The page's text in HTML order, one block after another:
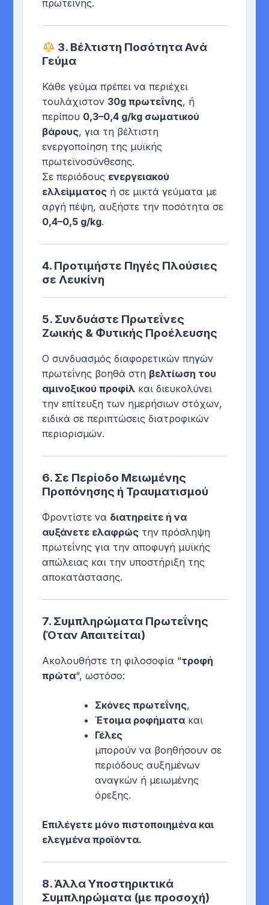
πρωτεΐνης.
3. Βέλτιστη Ποσότητα Ανά
Γεύμα
Κάθε γεύμα πρέπει να περιέχει
τουλάχιστον 30g πρωτεΐνης, ή
περίπου 0,3–0,4 g/kg σωματικού
βάρους, για τη βέλτιστη
ενεργοποίηση της μυϊκής
πρωτεϊνοσύνθεσης.
Σε περιόδους ενεργειακού
ελλείμματος ή σε μικτά γεύματα με
αργή πέψη, αυξήστε την ποσότητα σε
0,4–0,5 g/kg.
4. Προτιμήστε Πηγές Πλούσιες
σε Λευκίνη
5. Συνδυάστε Πρωτεΐνες
Ζωικής & Φυτικής Προέλευσης
Ο συνδυασμός διαφορετικών πηγών
πρωτεΐνης βοηθά στη βελτίωση του
αμινοξικού προφίλ και διευκολύνει
την επίτευξη των ημερήσιων στόχων,
ειδικά σε περιπτώσεις διατροφικών
περιορισμών.
6. Σε Περίοδο Μειωμένης
Προπόνησης ή Τραυματισμού
Φροντίστε να διατηρείτε ή να
αυξάνετε ελαφρώς την πρόσληψη
πρωτεΐνης για την αποφυγή μυϊκής
απώλειας και την υποστήριξη της
αποκατάστασης.
7. Συμπληρώματα Πρωτεΐνης
(Όταν Απαιτείται)
Ακολουθήστε τη φιλοσοφία “τροφή
πρώτα“, ωστόσο:
Σκόνες πρωτεΐνης,
Έτοιμα ροφήματα και
Γέλες
μπορούν να βοηθήσουν σε
περιόδους αυξημένων
αναγκών ή μειωμένης
όρεξης.
Επιλέγετε μόνο πιστοποιημένα και
ελεγμένα προϊόντα.
8.Άλλα Υποστηρικτικά
Συμπληρώματα (με προσοχή)